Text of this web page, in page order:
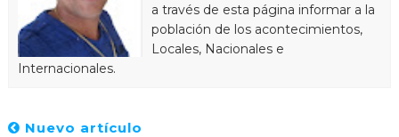
a través de esta página informar a la
población de los acontecimientos,
Locales, Nacionales e
Internacionales.
Nuevo artículo